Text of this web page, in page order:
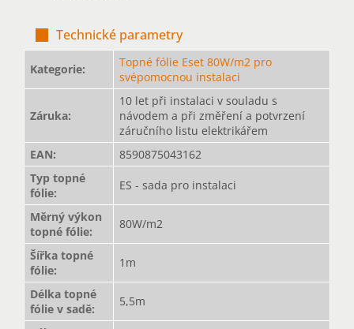
Technické parametry
Kategorie:
Topné fólie Eset 80W/m2 pro
svépomocnou instalaci
Záruka:
10 let při instalaci v souladu s
návodem a při změření a potvrzení
záručního listu elektrikářem
EAN:
8590875043162
Typ topné
fólie:
ES - sada pro instalaci
Měrný výkon
topné fólie:
80W/m2
Šířka topné
fólie:
1m
Délka topné
fólie v sadě:
5,5m